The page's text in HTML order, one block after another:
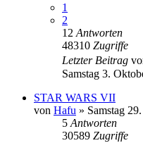
1
2
12 Antworten
48310 Zugriffe
Letzter Beitrag
Samstag 3.
STAR WARS VII
von Hafu » Samstag
5 Antworten
30589 Zugriffe